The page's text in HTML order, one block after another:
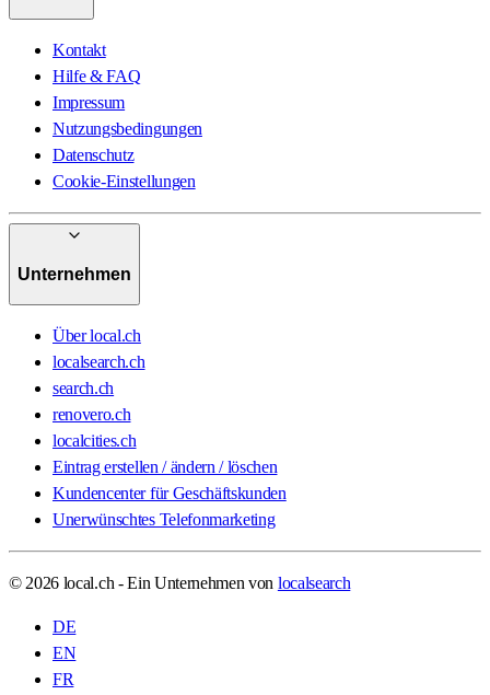
Kontakt
Hilfe & FAQ
Impressum
Nutzungsbedingungen
Datenschutz
Cookie-Einstellungen
Unternehmen
Über local.ch
localsearch.ch
search.ch
renovero.ch
localcities.ch
Eintrag erstellen / ändern / löschen
Kundencenter für Geschäftskunden
Unerwünschtes Telefonmarketing
© 2026 local.ch - Ein Unternehmen von localsearch
DE
EN
FR